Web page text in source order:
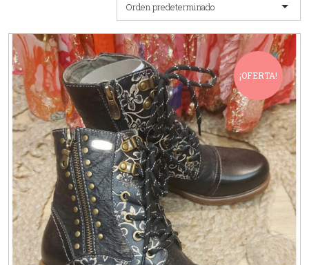
Orden predeterminado
¡OFERTA!